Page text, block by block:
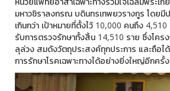
มหาวชิราลงกรณ บดินทรเทพยวรางกูร โดยมีป
เกินกว่า เป้าหมายที่ตั้งไว้ 10,000 คนถึง 4,510
รับการตรวจรักษาทั้งสิ้น 14,510 ราย ซึ่งโครง
ลุล่วง สมดังวัตถุประสงค์ทุกประการ และถือไ
การรักษาโรคเฉพาะทางได้อย่างยิ่งใหญ่อีกครั้